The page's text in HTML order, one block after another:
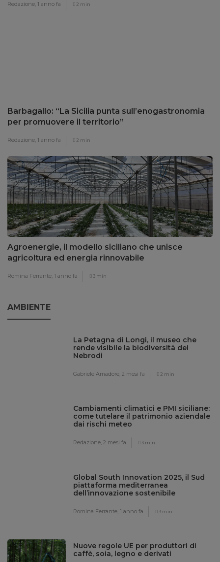
Redazione, 1 anno fa 2 min
Barbagallo: “La Sicilia punta sull’enogastronomia
per promuovere il territorio”
Redazione, 1 anno fa 2 min
Agroenergie, il modello siciliano che unisce
agricoltura ed energia rinnovabile
Romina Ferrante, 1 anno fa 3 min
AMBIENTE
La Petagna di Longi, il museo che
rende visibile la biodiversità dei
Nebrodi
Gabriele Amadore,2 mesi fa 2 min
Cambiamenti climatici e PMI siciliane:
come tutelare il patrimonio aziendale
dai rischi meteo
Redazione,2 mesi fa 3 min
Global South Innovation 2025, il Sud
piattaforma mediterranea
dell’innovazione sostenibile
Romina Ferrante,1 anno fa 3 min
Nuove regole UE per produttori di
caffè, soia, legno e derivati